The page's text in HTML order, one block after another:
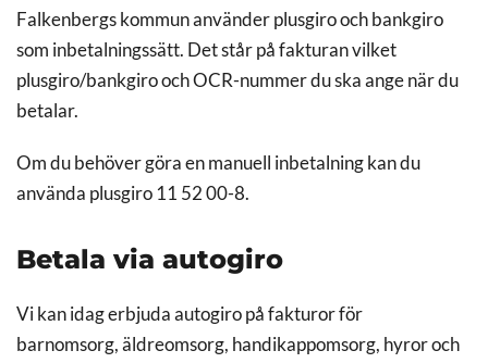
Falkenbergs kommun använder plusgiro och bankgiro
som inbetalningssätt. Det står på fakturan vilket
plusgiro/bankgiro och OCR-nummer du ska ange när du
betalar.
Om du behöver göra en manuell inbetalning kan du
använda plusgiro 11 52 00-8.
Betala via autogiro
Vi kan idag erbjuda autogiro på fakturor för
barnomsorg, äldreomsorg, handikappomsorg, hyror och